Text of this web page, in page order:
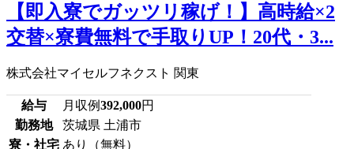
【即入寮でガッツリ稼げ！】高時給×2
交替×寮費無料で手取りUP！20代・3...
株式会社マイセルフネクスト 関東
給与 月収例392,000円
勤務地
茨城県 土浦市
寮・社宅 あり（無料）